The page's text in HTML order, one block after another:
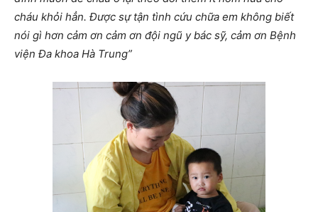
cháu khỏi hẳn. Được sự tận tình cứu chữa em không biết
nói gì hơn cảm ơn cảm ơn đội ngũ y bác sỹ, cảm ơn Bệnh
viện Đa khoa Hà Trung”